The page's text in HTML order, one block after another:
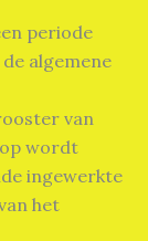
periode
algemene
van
wordt
ingewerkte
het